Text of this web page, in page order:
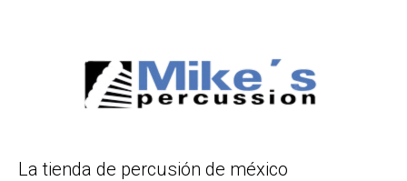
La tienda de percusión de méxico